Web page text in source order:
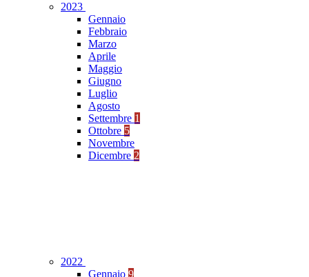
2023
Gennaio
Febbraio
Marzo
Aprile
Maggio
Giugno
Luglio
Agosto
Settembre 1
Ottobre 5
Novembre
Dicembre 2
2022
Gennaio 9